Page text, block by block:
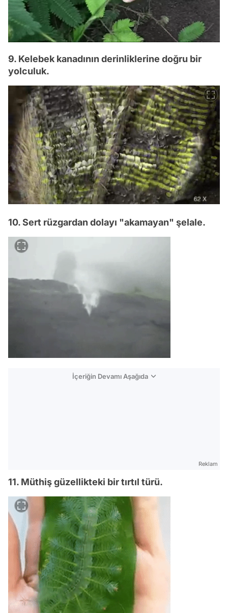
9. Kelebek kanadının derinliklerine doğru bir
yolculuk.
10. Sert rüzgardan dolayı "akamayan" şelale.
İçeriğin Devamı Aşağıda
Reklam
11. Müthiş güzellikteki bir tırtıl türü.